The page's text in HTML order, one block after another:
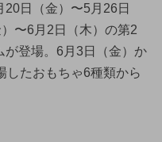
日（金）〜5月26日
〜6月2日（木）の第2
が登場。6月3日（金）か
したおもちゃ6種類から